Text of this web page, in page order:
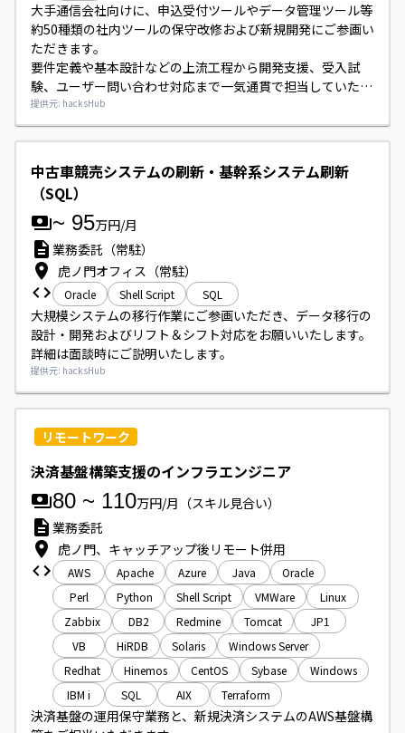
大手通信会社向けに、申込受付ツールやデータ管理ツール等
約50種類の社内ツールの保守改修および新規開発にご参画い
ただきます。
要件定義や基本設計などの上流工程から開発支援、受入試
験、ユーザー問い合わせ対応まで一気通貫で担当していただ
くポジションです。
開発環境はWindows Server(IIS)、Linux(OCI/Nginx)、
Oracle、MySQL、PHP（独自フレームワーク含む）、
HTML/CSS/JavaScript、SQL、Windowsバッチ、シェルス
クリプト、HULFT等です。
提供元: hacksHub
中古車競売システムの刷新・基幹系システム刷新
（SQL）
~ 95万円/月
業務委託（常駐）
虎ノ門オフィス（常駐）
Oracle Shell Script SQL
大規模システムの移行作業にご参画いただき、データ移行の
設計・開発およびリフト＆シフト対応をお願いいたします。
詳細は面談時にご説明いたします。
提供元: hacksHub
リモートワーク
決済基盤構築支援のインフラエンジニア
80 ~ 110万円/月 （スキル見合い）
業務委託
虎ノ門、キャッチアップ後リモート併用
AWS Apache Azure Java
Oracle
Perl
Python Shell Script VMWare
Linux
Zabbix
DB2 Redmine Tomcat
JP1
VB
HiRDB Solaris
Windows Server
Redhat
Hinemos CentOS Sybase
Windows
IBM i
SQL AIX Terraform
決済基盤の運用保守業務と、新規決済システムのAWS基盤構